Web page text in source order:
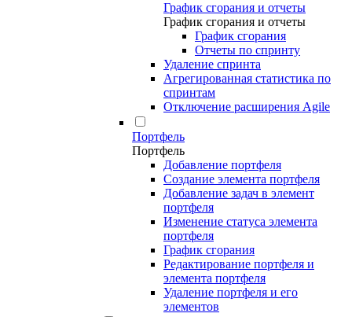
График сгорания и отчеты
График сгорания и отчеты
График сгорания
Отчеты по спринту
Удаление спринта
Агрегированная статистика по
спринтам
Отключение расширения Agile
Портфель
Портфель
Добавление портфеля
Создание элемента портфеля
Добавление задач в элемент
портфеля
Изменение статуса элемента
портфеля
График сгорания
Редактирование портфеля и
элемента портфеля
Удаление портфеля и его
элементов